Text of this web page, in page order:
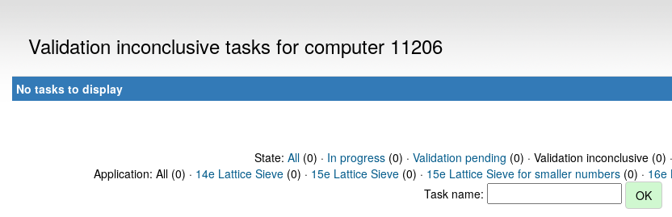
Validation inconclusive tasks for computer 11206
No tasks to display
State: All(0) · In progress(0) · Validation pending (0) · Validation inconclusive (0) ·
Application: All (0) · 14e Lattice Sieve (0) · 15e Lattice Sieve (0) · 15e Lattice Sieve for smaller numbers (0) · 16e
Task name: